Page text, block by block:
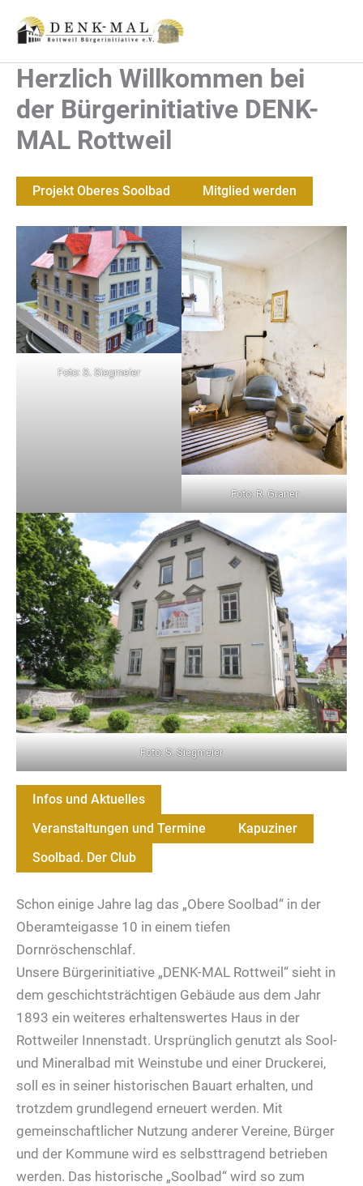
Inhalt
Herzlich Willkommen bei
der Bürgerinitiative DENK-
MAL Rottweil
Projekt Oberes Soolbad Mitglied werden
Foto: S. Siegmeier
Foto: R. Graner
Foto: S. Siegmeier
Infos und Aktuelles
Veranstaltungen und Termine
Kapuziner
Soolbad. Der Club
Schon einige Jahre lag das „Obere Soolbad“ in der
Oberamteigasse 10 in einem tiefen
Dornröschenschlaf.
Unsere Bürgerinitiative „DENK-MAL Rottweil“ sieht in
dem geschichtsträchtigen Gebäude aus dem Jahr
1893 ein weiteres erhaltenswertes Haus in der
Rottweiler Innenstadt. Ursprünglich genutzt als Sool-
und Mineralbad mit Weinstube und einer Druckerei,
soll es in seiner historischen Bauart erhalten, und
trotzdem grundlegend erneuert werden. Mit
gemeinschaftlicher Nutzung anderer Vereine, Bürger
und der Kommune wird es selbsttragend betrieben
werden. Das historische „Soolbad“ wird so zum